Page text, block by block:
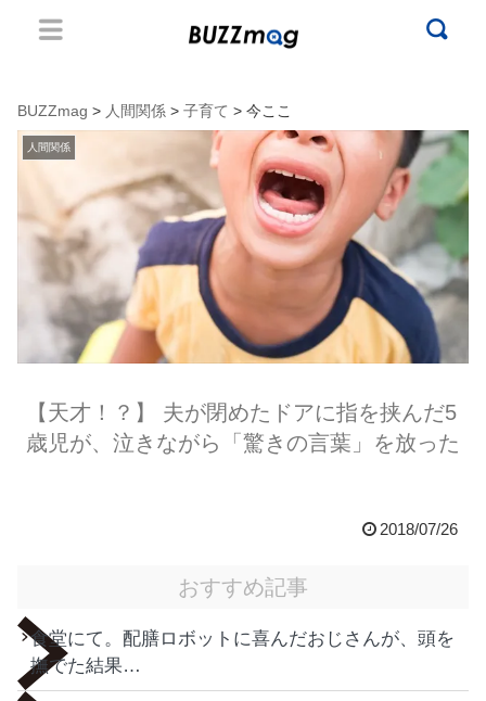
BUZZmag > 人間関係 > 子育て > 今ここ
人間関係
【天才！？】 夫が閉めたドアに指を挟んだ5
歳児が、泣きながら「驚きの言葉」を放った
2018/07/26
おすすめ記事
食堂にて。配膳ロボットに喜んだおじさんが、頭を
撫でた結果…